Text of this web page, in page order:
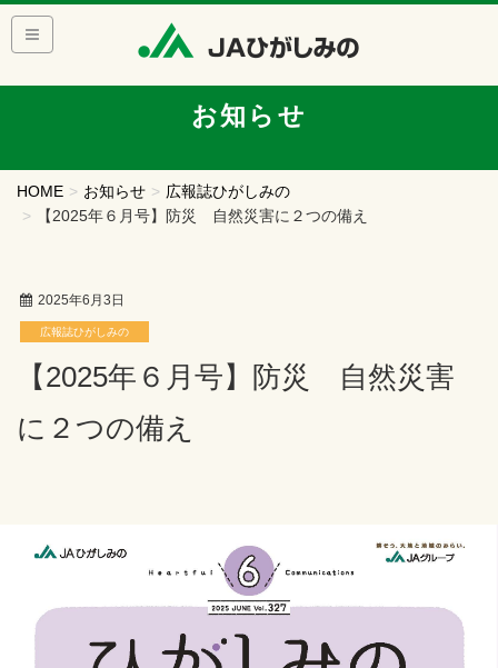
お知らせ
HOME お知らせ
広報誌ひがしみの
【2025年６月号】防災 自然災害に２つの備え
2025年6月3日
広報誌ひがしみの
【2025年６月号】防災 自然災害
に２つの備え